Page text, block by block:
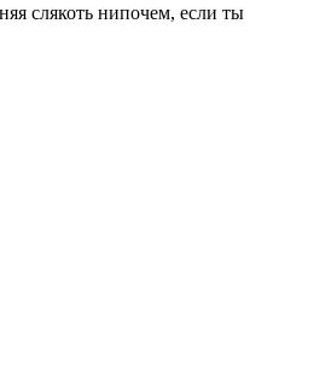
слякоть нипочем, если ты